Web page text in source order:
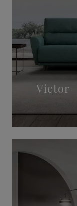
Victor